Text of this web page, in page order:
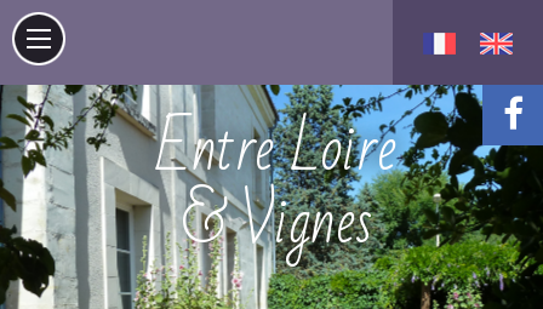
Entre Loire
& Vignes